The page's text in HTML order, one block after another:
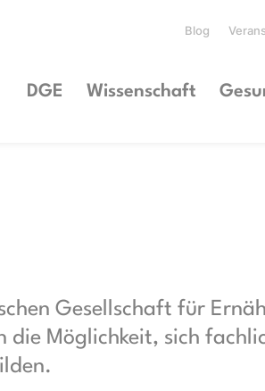
Blog
DGE Wissenschaft
Gesellschaft für
die Möglichkeit, sich